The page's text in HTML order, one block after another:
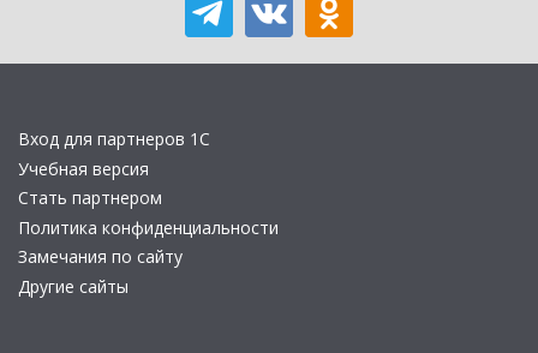
Вход для партнеров 1С
Учебная версия
Стать партнером
Политика конфиденциальности
Замечания по сайту
Другие сайты